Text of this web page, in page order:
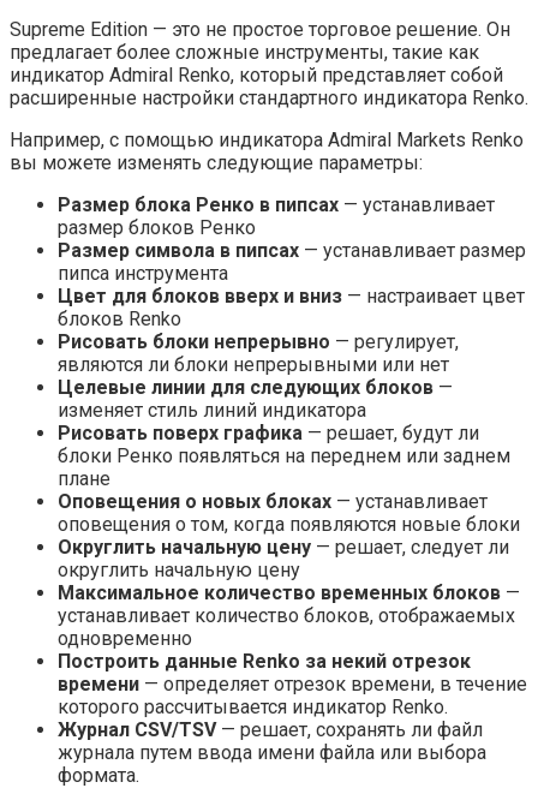
Supreme Edition — это не простое торговое решение. Он
предлагает более сложные инструменты, такие как
индикатор Admiral Renko, который представляет собой
расширенные настройки стандартного индикатора Renko.
Например, с помощью индикатора Admiral Markets Renko
вы можете изменять следующие параметры:
Размер блока Ренко в пипсах — устанавливает
размер блоков Ренко
Размер символа в пипсах — устанавливает размер
пипса инструмента
Цвет для блоков вверх и вниз — настраивает цвет
блоков Renko
Рисовать блоки непрерывно — регулирует,
являются ли блоки непрерывными или нет
Целевые линии для следующих блоков —
изменяет стиль линий индикатора
Рисовать поверх графика — решает, будут ли
блоки Ренко появляться на переднем или заднем
плане
Оповещения о новых блоках — устанавливает
оповещения о том, когда появляются новые блоки
Округлить начальную цену — решает, следует ли
округлить начальную цену
Максимальное количество временных блоков —
устанавливает количество блоков, отображаемых
одновременно
Построить данные Renko за некий отрезок
времени — определяет отрезок времени, в течение
которого рассчитывается индикатор Renko.
Журнал CSV/TSV— решает, сохранять ли файл
журнала путем ввода имени файла или выбора
формата.